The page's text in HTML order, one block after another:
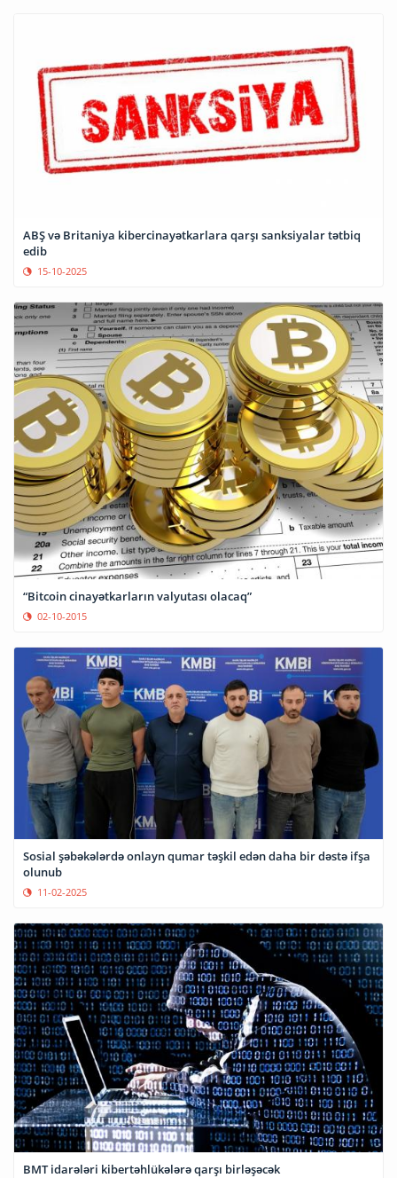
ABŞ və Britaniya kibercinayətkarlara qarşı sanksiyalar tətbiq
edib
15-10-2025
“Bitcoin cinayətkarların valyutası olacaq”
02-10-2015
Sosial şəbəkələrdə onlayn qumar təşkil edən daha bir dəstə ifşa
olunub
11-02-2025
BMT idarələri kibertəhlükələrə qarşı birləşəcək